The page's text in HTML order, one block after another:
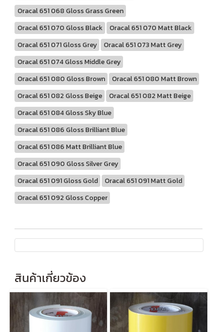
Oracal 651 068 Gloss Grass Green
Oracal 651 070 Gloss Black
Oracal 651 070 Matt Black
Oracal 651 071 Gloss Grey
Oracal 651 073 Matt Grey
Oracal 651 074 Gloss Middle Grey
Oracal 651 080 Gloss Brown
Oracal 651 080 Matt Brown
Oracal 651 082 Gloss Beige
Oracal 651 082 Matt Beige
Oracal 651 084 Gloss Sky Blue
Oracal 651 086 Gloss Brilliant Blue
Oracal 651 086 Matt Brilliant Blue
Oracal 651 090 Gloss Silver Grey
Oracal 651 091 Gloss Gold
Oracal 651 091 Matt Gold
Oracal 651 092 Gloss Copper
สินค้าเกี่ยวข้อง